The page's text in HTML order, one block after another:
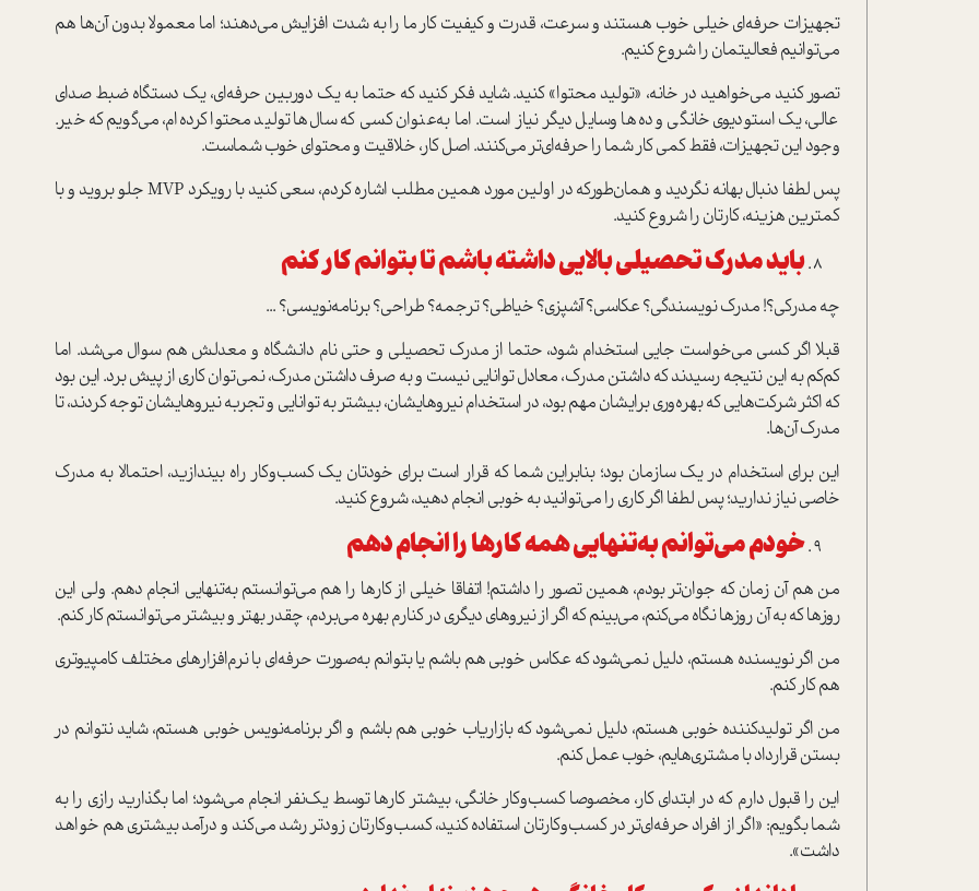
تجهیزات حرفه‌ای خیلی خوب هستند و سرعت، قدرت و کیفیت کار ما را به شدت افزایش می‌دهند؛ اما معمولا بدون آن‌ها هم
می‌توانیم فعالیتمان را شروع کنیم.
تصور کنید می‌خواهید در خانه، «تولید محتوا» کنید. شاید فکر کنید که حتما به یک دوربین حرفه‌ای، یک دستگاه ضبط صدای
عالی، یک استودیوی خانگی و ده‌ها وسایل دیگر نیاز است. اما به‌عنوان کسی که سال‌ها تولید محتوا کرده‌ام، می‌گویم که خیر.
وجود این تجهیزات، فقط کمی کار شما را حرفه‌ای‌تر می‌کنند. اصل کار، خلاقیت و محتوای خوب شماست.
پس لطفا دنبال بهانه نگردید و همان‌طور‌‌‌که در اولین مورد همین مطلب اشاره کردم، سعی کنید با رویکرد MVP جلو بروید و با
کمترین هزینه، کارتان را شروع کنید.
باید مدرک تحصیلی بالایی داشته باشم تا بتوانم کار کنم
چه مدرکی؟! مدرک نویسندگی؟ عکاسی؟ آشپزی؟ خیاطی؟ ترجمه؟ طراحی؟ برنامه‌نویسی؟ ...
قبلا اگر کسی می‌خواست جایی استخدام شود، حتما از مدرک تحصیلی و حتی نام دانشگاه و معدلش هم سوال می‌شد. اما
کم‌کم به این نتیجه رسیدند که داشتن مدرک، معادل توانایی نیست و به صرف داشتن مدرک، نمی‌توان کاری از پیش برد. این بود
که اکثر شرکت‌هایی که بهره‌وری برایشان مهم بود، در استخدام نیروهایشان، بیشتر به توانایی و تجربه نیروهایشان توجه کردند، تا
مدرک آن‌ها.
این برای استخدام در یک سازمان بود؛ بنابراین شما که قرار است برای خودتان یک کسب‌وکار راه بیندازید، احتمالا به مدرک
خاصی نیاز ندارید؛ پس لطفا اگر کاری را می‌توانید به خوبی انجام دهید، شروع کنید.
خودم می‌توانم به‌تنهایی همه کارها را انجام دهم
من هم آن زمان که جوان‌تر بودم، همین تصور را داشتم! اتفاقا خیلی از کارها را هم می‌توانستم به‌تنهایی انجام دهم. ولی این
روزها که به آن روزها نگاه می‌کنم، می‌بینم که اگر از نیروهای دیگری در کنارم بهره می‌بردم، چقدر بهتر و بیشتر می‌توانستم کار کنم.
من اگر نویسنده هستم، دلیل نمی‌شود که عکاس خوبی هم باشم یا بتوانم به‌صورت حرفه‌ای با نرم‌افزارهای مختلف کامپیوتری
هم کار کنم.
من اگر تولیدکننده خوبی هستم، دلیل نمی‌شود که بازاریاب خوبی هم باشم و اگر برنامه‌نویس خوبی هستم، شاید نتوانم در
بستن قرارداد با مشتری‌هایم، خوب عمل کنم.
این را قبول دارم که در ابتدای کار، مخصوصا کسب‌وکار خانگی، بیشتر کارها توسط یک‌نفر انجام می‌شود؛ اما بگذارید رازی را به
شما بگویم: «اگر از افراد حرفه‌ای‌تر در کسب‌وکارتان استفاده کنید، کسب‌وکارتان زودتر رشد می‌کند و درآمد بیشتری هم خواهد
داشت».